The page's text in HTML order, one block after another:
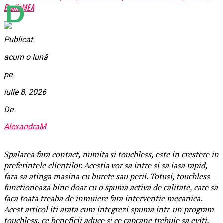
BrailaMEA
Publicat
acum o lună
pe
iulie 8, 2026
De
AlexandraM
Spalarea fara contact, numita si touchless, este in crestere in
preferintele clientilor. Acestia vor sa intre si sa iasa rapid,
fara sa atinga masina cu burete sau perii. Totusi, touchless
functioneaza bine doar cu o spuma activa de calitate, care sa
faca toata treaba de inmuiere fara interventie mecanica.
Acest articol iti arata cum integrezi spuma intr-un program
touchless, ce beneficii aduce si ce capcane trebuie sa eviti.